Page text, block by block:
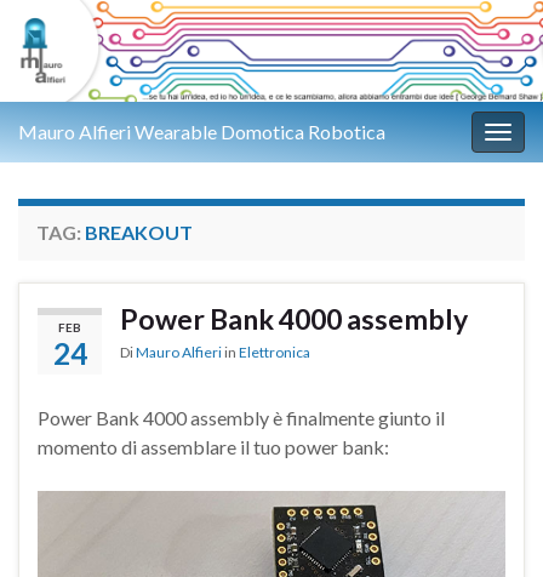
Mauro Alfieri Wearable Domotica Robotica
TAG: BREAKOUT
FEB
24
Power Bank 4000 assembly
DiMauro Alfieri in Elettronica
Power Bank 4000 assembly è finalmente giunto il
momento di assemblare il tuo power bank: